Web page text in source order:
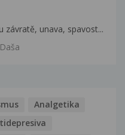
závratě, unava, spavost...
Daša
Analgetika